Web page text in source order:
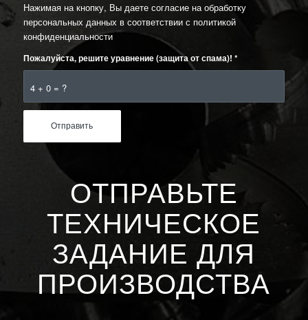
Нажимая на кнопку, Вы даете согласие на обработку
персональных данных в соответствии с политикой
конфиденциальности
4 + 0 = ?
Пожалуйста, решите уравнение (защита от спама)! *
ОТПРАВЬТЕ
ТЕХНИЧЕСКОЕ
ЗАДАНИЕ ДЛЯ
ПРОИЗВОДСТВА